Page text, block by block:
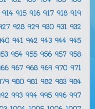
914 915 916 917 918 919
928 929 930 931 932
941 942 943 944 945
954 955 956 957 958
967 968 969 970 971
980 981 982 983 984
993 994 995 996 997